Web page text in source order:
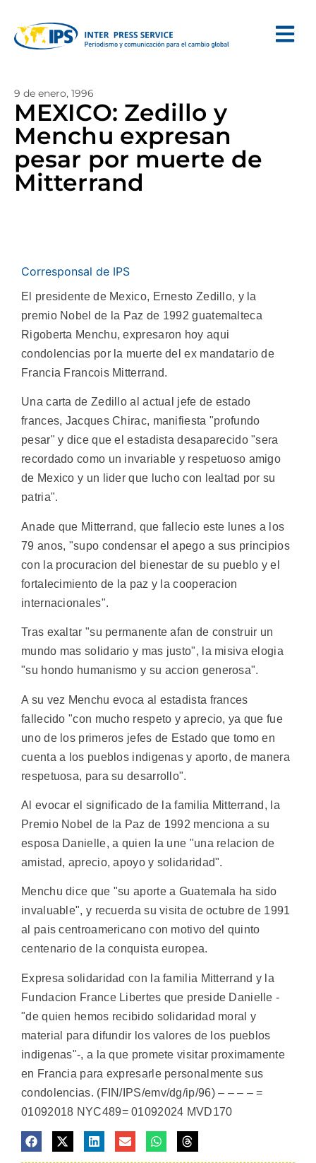
9 de enero, 1996
MEXICO: Zedillo y
Menchu expresan
pesar por muerte de
Mitterrand
Corresponsal de IPS
El presidente de Mexico, Ernesto Zedillo, y la
premio Nobel de la Paz de 1992 guatemalteca
Rigoberta Menchu, expresaron hoy aqui
condolencias por la muerte del ex mandatario de
Francia Francois Mitterrand.
Una carta de Zedillo al actual jefe de estado
frances, Jacques Chirac, manifiesta "profundo
pesar" y dice que el estadista desaparecido "sera
recordado como un invariable y respetuoso amigo
de Mexico y un lider que lucho con lealtad por su
patria".
Anade que Mitterrand, que fallecio este lunes a los
79 anos, "supo condensar el apego a sus principios
con la procuracion del bienestar de su pueblo y el
fortalecimiento de la paz y la cooperacion
internacionales".
Tras exaltar "su permanente afan de construir un
mundo mas solidario y mas justo", la misiva elogia
"su hondo humanismo y su accion generosa".
A su vez Menchu evoca al estadista frances
fallecido "con mucho respeto y aprecio, ya que fue
uno de los primeros jefes de Estado que tomo en
cuenta a los pueblos indigenas y aporto, de manera
respetuosa, para su desarrollo".
Al evocar el significado de la familia Mitterrand, la
Premio Nobel de la Paz de 1992 menciona a su
esposa Danielle, a quien la une "una relacion de
amistad, aprecio, apoyo y solidaridad".
Menchu dice que "su aporte a Guatemala ha sido
invaluable", y recuerda su visita de octubre de 1991
al pais centroamericano con motivo del quinto
centenario de la conquista europea.
Expresa solidaridad con la familia Mitterrand y la
Fundacion France Libertes que preside Danielle -
"de quien hemos recibido solidaridad moral y
material para difundir los valores de los pueblos
indigenas"-, a la que promete visitar proximamente
en Francia para expresarle personalmente sus
condolencias. (FIN/IPS/emv/dg/ip/96) – – – – =
01092018 NYC489= 01092024 MVD170